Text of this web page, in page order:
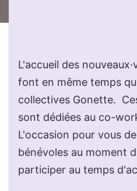
L'accueil des
font en même temps
collectives Gonette.
sont dédiées au co-
L'occasion pour vous
bénévoles au moment
participer au temps